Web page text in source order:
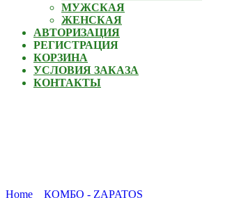
МУЖСКАЯ
ЖЕНСКАЯ
АВТОРИЗАЦИЯ
РЕГИСТРАЦИЯ
КОРЗИНА
УСЛОВИЯ ЗАКАЗА
КОНТАКТЫ
Home КОМБО - ZAPATOS